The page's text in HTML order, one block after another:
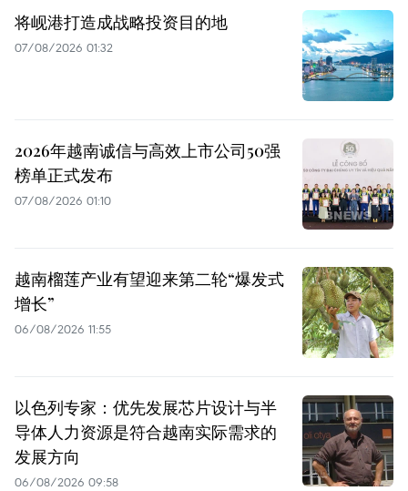
将岘港打造成战略投资目的地
07/08/2026 01:32
2026年越南诚信与高效上市公司50强
榜单正式发布
07/08/2026 01:10
越南榴莲产业有望迎来第二轮“爆发式
增长”
06/08/2026 11:55
以色列专家：优先发展芯片设计与半
导体人力资源是符合越南实际需求的
发展方向
06/08/2026 09:58